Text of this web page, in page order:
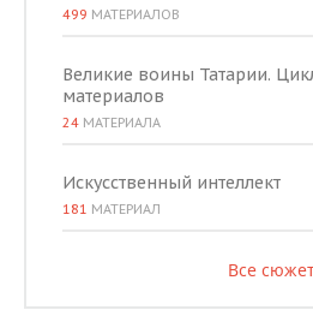
499 МАТЕРИАЛОВ
Великие воины Татарии.
материалов
24 МАТЕРИАЛА
Искусственный интеллект
181 МАТЕРИАЛ
Все